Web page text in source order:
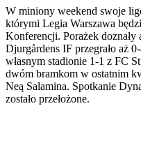
W miniony weekend swoje
którymi Legia Warszawa
Konferencji. Porażek
Djurgårdens IF przegrało aż
własnym stadionie 1-1 z FC
dwóm bramkom w ostatnim
Neą Salamina. Spotkanie
zostało przełożone.